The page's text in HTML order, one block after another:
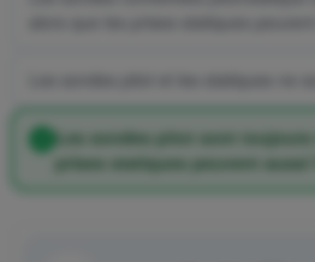
Les sondes pitot sont toujours
prises statiques peuvent aussi